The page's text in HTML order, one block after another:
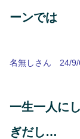
ーンでは
名無しさん 24/9/
一生一人に
ぎだし…